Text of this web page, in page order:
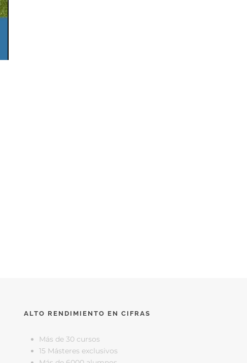
ALTO RENDIMIENTO EN CIFRAS
Más de 30 cursos
15 Másteres exclusivos